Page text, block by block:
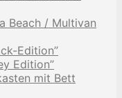
Beach / Multivan
Edition”
Edition”
mit Bett